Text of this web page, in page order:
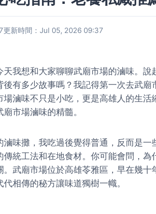
更新時間：Jul 05, 2026 09:37
我想和大家聊聊武廟市場的滷味。
有多少故事嗎？我記得第一次去武
場滷味不只是小吃，更是高雄人的生
市場滷味的精髓。
味攤，我吃過後覺得普通，反而是
統工法和在地食材。你可能會問，為
武廟市場位於高雄苓雅區，早在幾
相傳的秘方讓味道獨樹一幟。